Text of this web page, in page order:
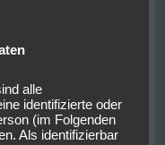
der Rahmen für
und nötige
Die Füße
de Machu
und der
alle
identifizierte oder
(im Folgenden
Als identifizierbar